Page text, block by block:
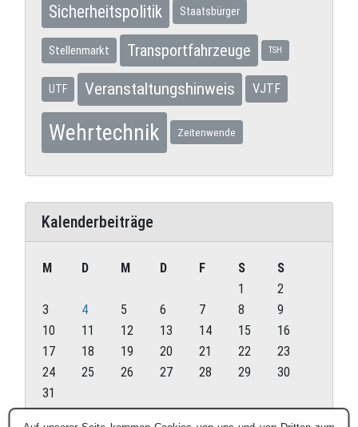
Sicherheitspolitik Staatsbürger
Stellenmarkt Transportfahrzeuge TSH
UTF Veranstaltungshinweis VJTF
Wehrtechnik Zeitenwende
Kalenderbeiträge
August 2026
M D M D F S
S
1
2
3
4 5 6 7 8
9
10
11 12 13 14 15
16
17
18 19 20 21 22
23
24
25 26 27 28 29
30
31